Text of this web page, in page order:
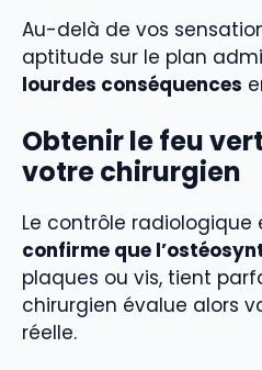
Au-delà de vos
aptitude sur le plan
lourdes conséquences
Obtenir le feu
votre chirurgien
Le contrôle radiologique
confirme que
plaques ou vis, tient
chirurgien évalue alors
réelle.